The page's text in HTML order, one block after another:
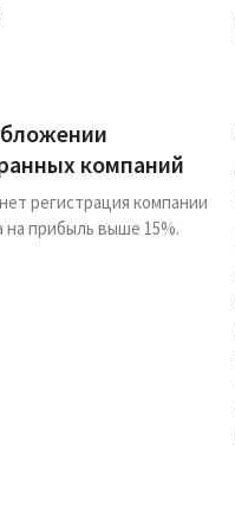
компаний
регистрация компании
на прибыль выше 15%.